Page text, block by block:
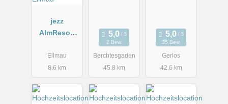
jezz
AlmResort
Ellmau
8.6 km
2 Bew.
Berchtesgaden
45.8 km
35 Bew.
Gerlos
42.6 km